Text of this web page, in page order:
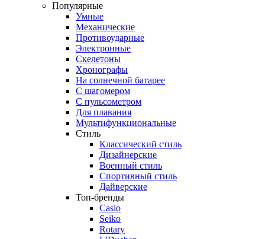
Популярные
Умные
Механические
Противоударные
Электронные
Скелетоны
Хронографы
На солнечной батарее
С шагомером
С пульсометром
Для плавания
Мультифункциональные
Стиль
Классический стиль
Дизайнерские
Военный стиль
Спортивный стиль
Дайверские
Топ-бренды
Casio
Seiko
Rotary